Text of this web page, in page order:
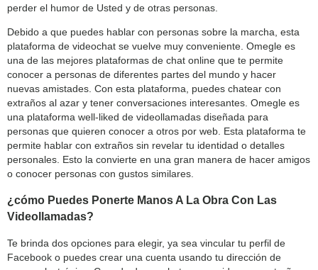
perder el humor de Usted y de otras personas.
Debido a que puedes hablar con personas sobre la marcha, esta
plataforma de videochat se vuelve muy conveniente. Omegle es
una de las mejores plataformas de chat online que te permite
conocer a personas de diferentes partes del mundo y hacer
nuevas amistades. Con esta plataforma, puedes chatear con
extraños al azar y tener conversaciones interesantes. Omegle es
una plataforma well-liked de videollamadas diseñada para
personas que quieren conocer a otros por web. Esta plataforma te
permite hablar con extraños sin revelar tu identidad o detalles
personales. Esto la convierte en una gran manera de hacer amigos
o conocer personas con gustos similares.
¿cómo Puedes Ponerte Manos A La Obra Con Las
Videollamadas?
Te brinda dos opciones para elegir, ya sea vincular tu perfil de
Facebook o puedes crear una cuenta usando tu dirección de